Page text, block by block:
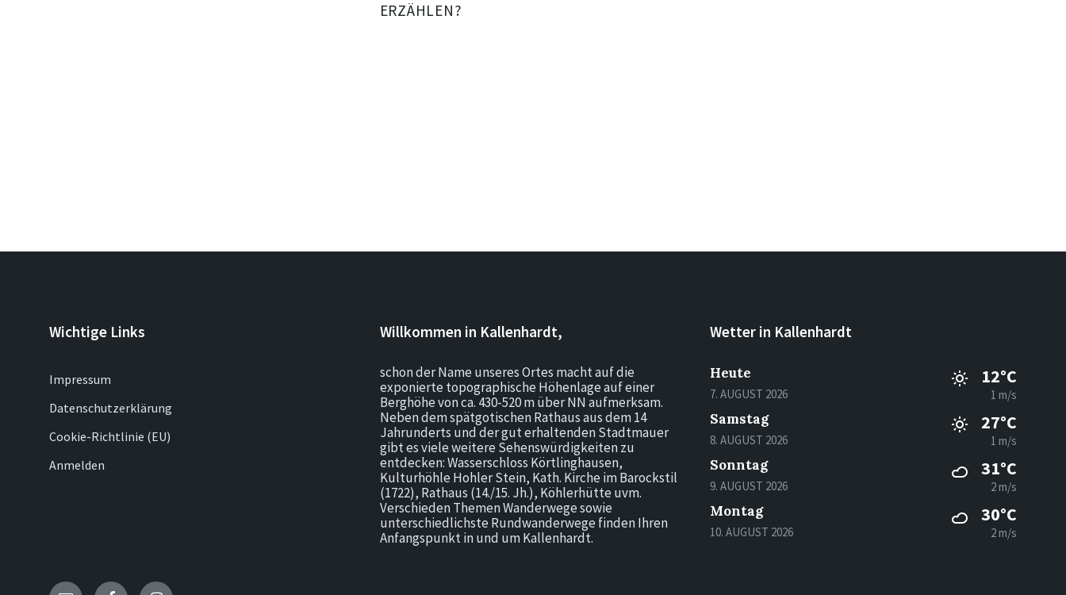
ERZÄHLEN?
Wichtige Links
Impressum
Datenschutzerklärung
Cookie-Richtlinie (EU)
Anmelden
Willkommen in Kallenhardt,
schon der Name unseres Ortes macht auf die
exponierte topographische Höhenlage auf einer
Berghöhe von ca. 430-520 m über NN aufmerksam.
Neben dem spätgotischen Rathaus aus dem 14
Jahrunderts und der gut erhaltenden Stadtmauer
gibt es viele weitere Sehenswürdigkeiten zu
entdecken: Wasserschloss Körtlinghausen,
Kulturhöhle Hohler Stein, Kath. Kirche im Barockstil
(1722), Rathaus (14./15. Jh.), Köhlerhütte uvm.
Verschieden Themen Wanderwege sowie
unterschiedlichste Rundwanderwege finden Ihren
Anfangspunkt in und um Kallenhardt.
Wetter in Kallenhardt
Heute
7. AUGUST 2026
12°C
1 m/s
Samstag
8. AUGUST 2026
27°C
1 m/s
Sonntag
9. AUGUST 2026
31°C
2 m/s
Montag
10. AUGUST 2026
30°C
2 m/s